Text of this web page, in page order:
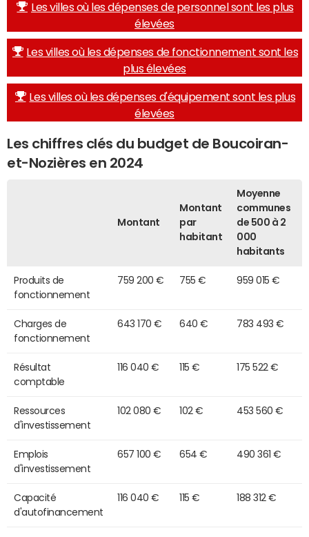
Les villes où les dépenses de personnel sont les plus
élevées
Les villes où les dépenses de fonctionnement sont les
plus élevées
Les villes où les dépenses d'équipement sont les plus
élevées
Les chiffres clés du budget de Boucoiran-
et-Nozières en 2024
Montant
Montant
par
habitant
Moyenne
communes
de 500 à 2
000
habitants
Produits de
fonctionnement
759 200 € 755 € 959 015 €
Charges de
fonctionnement
643 170 € 640 € 783 493 €
Résultat
comptable
116 040 € 115 € 175 522 €
Ressources
d'investissement
102 080 € 102 € 453 560 €
Emplois
d'investissement
657 100 € 654 € 490 361 €
Capacité
d'autofinancement
116 040 € 115 € 188 312 €